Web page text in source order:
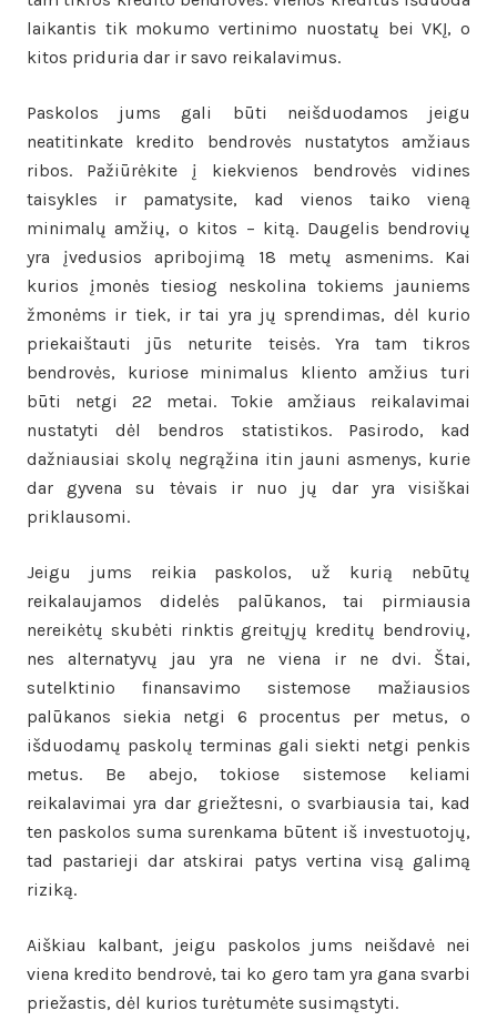
laikantis tik mokumo vertinimo nuostatų bei VKĮ, o
kitos priduria dar ir savo reikalavimus.
Paskolos jums gali būti neišduodamos jeigu
neatitinkate kredito bendrovės nustatytos amžiaus
ribos. Pažiūrėkite į kiekvienos bendrovės vidines
taisykles ir pamatysite, kad vienos taiko vieną
minimalų amžių, o kitos – kitą. Daugelis bendrovių
yra įvedusios apribojimą 18 metų asmenims. Kai
kurios įmonės tiesiog neskolina tokiems jauniems
žmonėms ir tiek, ir tai yra jų sprendimas, dėl kurio
priekaištauti jūs neturite teisės. Yra tam tikros
bendrovės, kuriose minimalus kliento amžius turi
būti netgi 22 metai. Tokie amžiaus reikalavimai
nustatyti dėl bendros statistikos. Pasirodo, kad
dažniausiai skolų negrąžina itin jauni asmenys, kurie
dar gyvena su tėvais ir nuo jų dar yra visiškai
priklausomi.
Jeigu jums reikia paskolos, už kurią nebūtų
reikalaujamos didelės palūkanos, tai pirmiausia
nereikėtų skubėti rinktis greitųjų kreditų bendrovių,
nes alternatyvų jau yra ne viena ir ne dvi. Štai,
sutelktinio finansavimo sistemose mažiausios
palūkanos siekia netgi 6 procentus per metus, o
išduodamų paskolų terminas gali siekti netgi penkis
metus. Be abejo, tokiose sistemose keliami
reikalavimai yra dar griežtesni, o svarbiausia tai, kad
ten paskolos suma surenkama būtent iš investuotojų,
tad pastarieji dar atskirai patys vertina visą galimą
riziką.
Aiškiau kalbant, jeigu paskolos jums neišdavė nei
viena kredito bendrovė, tai ko gero tam yra gana svarbi
priežastis, dėl kurios turėtumėte susimąstyti.